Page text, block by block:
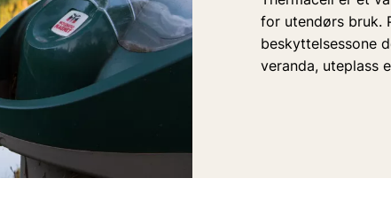
for utendørs bruk.
beskyttelsessone
veranda, uteplass